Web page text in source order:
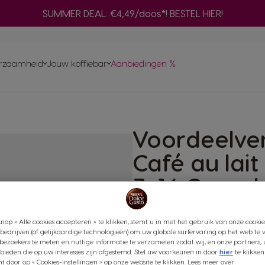
SUMMER DEAL: €4,49/doos*! BESTEL HIER!
Jouw koffiebar Aanbiedingen %
Café au
3x16
Glad & Geroosterd
Prijs per kg: €37,44 / kg, incl btw
(3)
« Alle cookies accepteren » te klikken, stemt u in met het gebruik van onze
(of gelijkaardige technologieën) om uw globale surfervaring op het web te
te meten en nuttige informatie te verzamelen zodat wij, en onze partners,
die op uw interesses zijn afgestemd. Stel uw voorkeuren in door hier te
door op « Cookies-instellingen » op onze website te klikken. Lees meer over